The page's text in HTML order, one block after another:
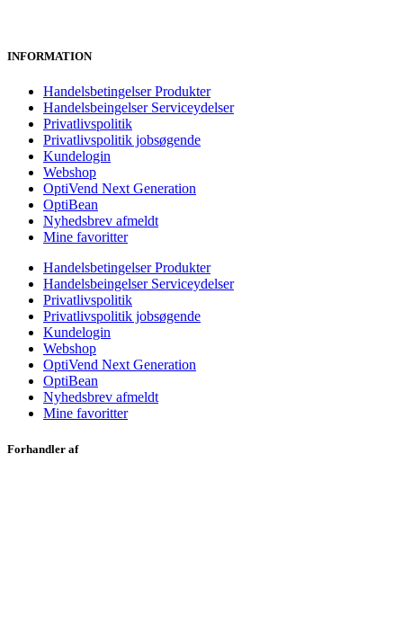
INFORMATION
Handelsbetingelser Produkter
Handelsbeingelser Serviceydelser
Privatlivspolitik
Privatlivspolitik jobsøgende
Kundelogin
Webshop
OptiVend Next Generation
OptiBean
Nyhedsbrev afmeldt
Mine favoritter
Handelsbetingelser Produkter
Handelsbeingelser Serviceydelser
Privatlivspolitik
Privatlivspolitik jobsøgende
Kundelogin
Webshop
OptiVend Next Generation
OptiBean
Nyhedsbrev afmeldt
Mine favoritter
Forhandler af